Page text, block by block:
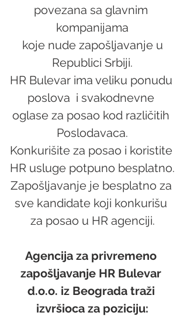
povezana sa glavnim
kompanijama
Republici Srbiji.
HR Bulevar ima veliku ponudu
poslova  i svakodnevne
oglase za posao kod različitih
Poslodavaca.
Konkurišite za posao i koristite
HR usluge potpuno besplatno.
Zapošljavanje je besplatno za
sve kandidate koji konkurišu
za posao u HR agenciji.
Agencija za privremeno
zapošljavanje HR Bulevar
d.o.o. iz Beograda traži
izvršioca za poziciju: